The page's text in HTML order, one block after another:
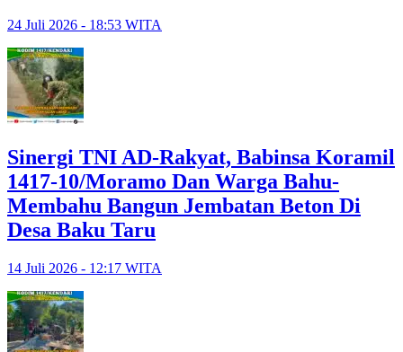
24 Juli 2026 - 18:53 WITA
Sinergi TNI AD-Rakyat, Babinsa Koramil
1417-10/Moramo Dan Warga Bahu-
Membahu Bangun Jembatan Beton Di
Desa Baku Taru
14 Juli 2026 - 12:17 WITA